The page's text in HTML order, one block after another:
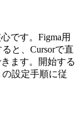
です。Figma用
と、Cursorで直
ます。開始する
の設定手順に従